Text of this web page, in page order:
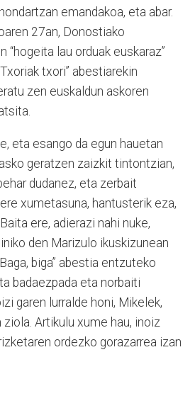
emandakoa, eta abar.
27an, Donostiako
“hogeita lau orduak euskaraz”
txori” abestiarekin
zen euskaldun askoren
eta esango da egun hauetan
geratzen zaizkit tintontzian,
dudanez, eta zerbait
xumetasuna, hantusterik eza,
ere, adierazi nahi nuke,
den Marizulo ikuskizunean
biga” abestia entzuteko
badaezpada eta norbaiti
garen lurralde honi, Mikelek,
Artikulu xume hau, inoiz
ordezko gorazarrea izan